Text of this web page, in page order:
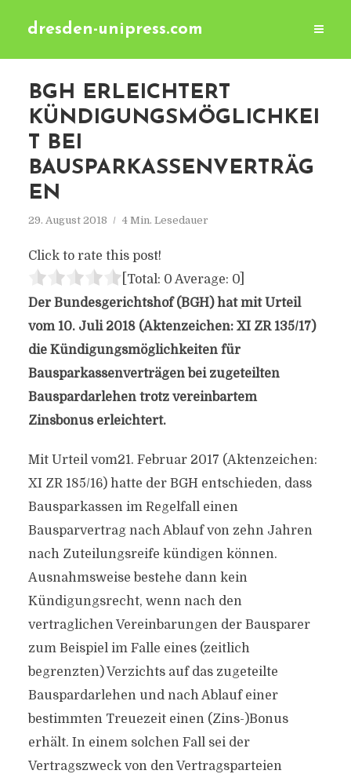
dresden-unipress.com
BGH ERLEICHTERT
KÜNDIGUNGSMÖGLICHKEI
T BEI
BAUSPARKASSENVERTRÄG
EN
29. August 2018 4 Min. Lesedauer
Click to rate this post!
[Total: 0 Average: 0]
Der Bundesgerichtshof (BGH) hat mit Urteil
vom 10. Juli 2018 (Aktenzeichen: XI ZR 135/17)
die Kündigungsmöglichkeiten für
Bausparkassenverträgen bei zugeteilten
Bauspardarlehen trotz vereinbartem
Zinsbonus erleichtert.
Mit Urteil vom21. Februar 2017 (Aktenzeichen:
XI ZR 185/16) hatte der BGH entschieden, dass
Bausparkassen im Regelfall einen
Bausparvertrag nach Ablauf von zehn Jahren
nach Zuteilungsreife kündigen können.
Ausnahmsweise bestehe dann kein
Kündigungsrecht, wenn nach den
vertraglichen Vereinbarungen der Bausparer
zum Beispiel im Falle eines (zeitlich
begrenzten) Verzichts auf das zugeteilte
Bauspardarlehen und nach Ablauf einer
bestimmten Treuezeit einen (Zins-)Bonus
erhält. In einem solchen Fall sei der
Vertragszweck von den Vertragsparteien